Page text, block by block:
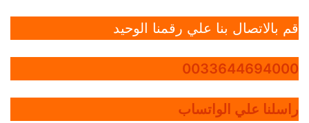
قم بالاتصال بنا علي رقمنا الوحيد
0033644694000
راسلنا علي الواتساب